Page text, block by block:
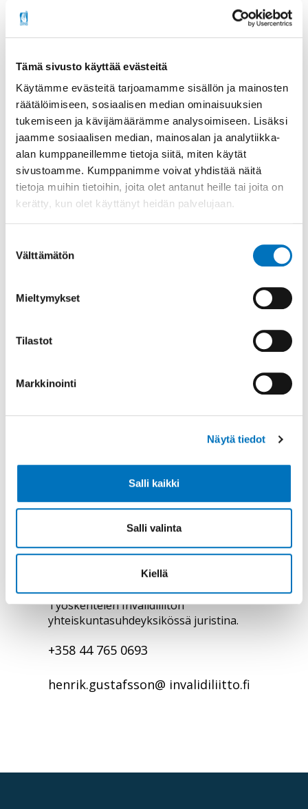
Tämä sivusto käyttää evästeitä
Käytämme evästeitä tarjoamamme sisällön ja mainosten
räätälöimiseen, sosiaalisen median ominaisuuksien
tukemiseen ja kävijämäärämme analysoimiseen. Lisäksi
jaamme sosiaalisen median, mainosalan ja analytiikka-
alan kumppaneillemme tietoja siitä, miten käytät
sivustoamme. Kumppanimme voivat yhdistää näitä
tietoja muihin tietoihin, joita olet antanut heille tai joita on
kerätty, kun olet käyttänyt heidän palvelujaan.
valinta
Välttämätön
Mieltymykset
Tilastot
Markkinointi
Näytä tiedot
Salli kaikki
Salli valinta
Kiellä
Lisätietoa
Juristi
Henrik Gustafsson
Työskentelen Invalidiliiton
yhteiskuntasuhdeyksikössä juristina.
+358 44 765 0693
henrik.gustafsson@ invalidiliitto.fi
YK:n vammaissopimus
YK:n vammaissopimus tuli voimaan
Suomessa 10.6.2016. Tämä tarkoittaa sitä,